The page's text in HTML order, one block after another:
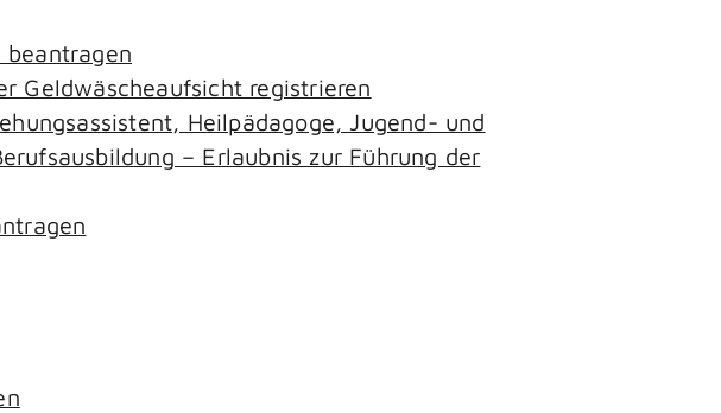
beantragen
Geldwäscheaufsicht registrieren
Heilpädagoge, Jugend- und
– Erlaubnis zur Führung der